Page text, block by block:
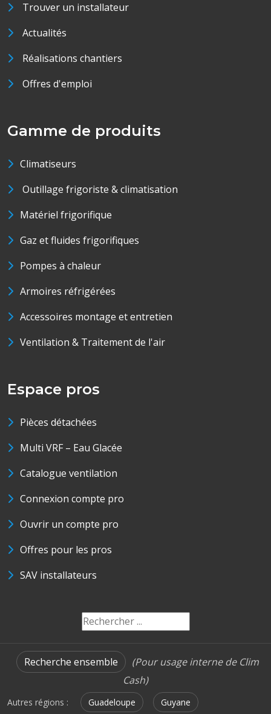
Trouver un installateur
Actualités
Réalisations chantiers
Offres d'emploi
Gamme de produits
Climatiseurs
Outillage frigoriste & climatisation
Matériel frigorifique
Gaz et fluides frigorifiques
Pompes à chaleur
Armoires réfrigérées
Accessoires montage et entretien
Ventilation & Traitement de l'air
Espace pros
Pièces détachées
Multi VRF – Eau Glacée
Catalogue ventilation
Connexion compte pro
Ouvrir un compte pro
Offres pour les pros
SAV installateurs
Recherche ensemble
(Pour usage interne de Clim
Cash)
Autres régions : Guadeloupe Guyane